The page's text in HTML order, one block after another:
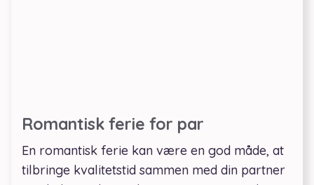
Romantisk ferie for par
En romantisk ferie kan være en god måde, at
tilbringe kvalitetstid sammen med din partner